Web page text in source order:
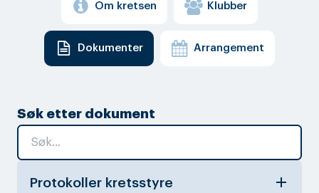
Om kretsen Klubber
Dokumenter Arrangement
Søk etter dokument
Protokoller kretsstyre add